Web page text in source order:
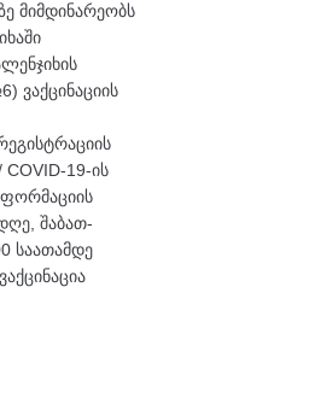
მიმდინარეობს
ვაქცინაციის
COVID-19-ის
შაბათ-
საათამდე